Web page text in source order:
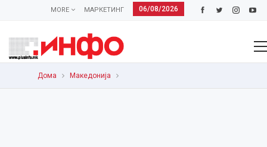
06/08/2026
МАРКЕТИНГ
MORE
Дома Македонија